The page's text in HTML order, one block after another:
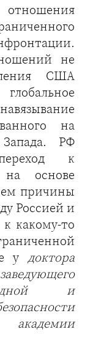
отношения
не
США
на
Запада. РФ
к
основе
причины
Россией и
какому-то
у доктора
и